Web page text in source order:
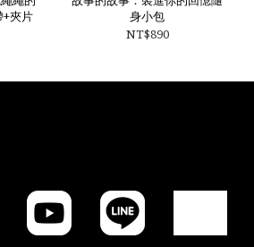
+夾片
身小包
NT$890